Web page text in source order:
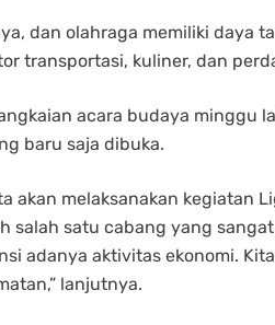
dan olahraga memiliki daya
transportasi, kuliner, dan
acara budaya minggu
baru saja dibuka.
akan melaksanakan kegiatan
salah satu cabang yang
adanya aktivitas ekonomi.
lanjutnya.